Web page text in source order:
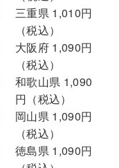
三重県 1,010円
（税込）
大阪府 1,090円
（税込）
和歌山県 1,090
円（税込）
岡山県 1,090円
（税込）
徳島県 1,090円